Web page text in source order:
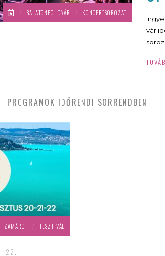
/ BALATONFÖLDVÁR / KONCERTSOROZAT
vár
3-8.
PROGRAMOK IDŐRENDI SORRENDBEN
ZAMÁRDI / FESZTIVÁL
22.